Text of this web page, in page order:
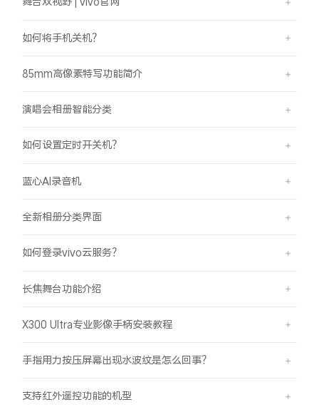
如何将手机关机？
85mm高像素特写功能简介
演唱会相册智能分类
如何设置定时开关机？
蓝心AI录音机
全新相册分类界面
如何登录vivo云服务？
长焦舞台功能介绍
X300 Ultra专业影像手柄安装教程
手指用力按压屏幕出现水波纹是怎么回事？
支持红外遥控功能的机型